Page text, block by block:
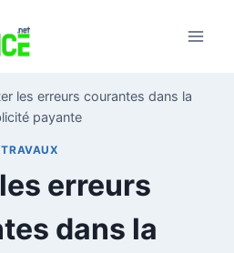
les erreurs courantes dans la
payante
TRAVAUX
erreurs
dans la